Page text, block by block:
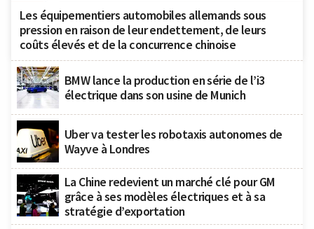
Les équipementiers automobiles allemands sous
pression en raison de leur endettement, de leurs
coûts élevés et de la concurrence chinoise
BMW lance la production en série de l’i3
électrique dans son usine de Munich
Uber va tester les robotaxis autonomes de
Wayve à Londres
La Chine redevient un marché clé pour GM
grâce à ses modèles électriques et à sa
stratégie d’exportation